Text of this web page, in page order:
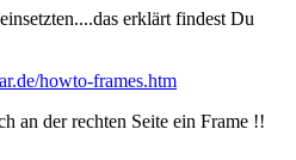
erklärt findest Du
howto-frames.htm
an der rechten Seite ein Frame !!